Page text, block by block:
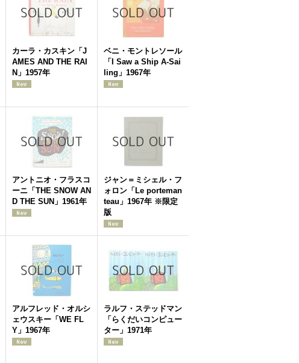
カーラ・カスキン「J
AMES AND THE RAI
N」1957年
ベニ・モントレソール
「I Saw a Ship A-Sai
ling」1967年
アントニオ・フラスコ
ーニ「THE SNOW AN
D THE SUN」1961年
ジャン＝ミシェル・フ
ォロン「Le porteman
teau」1967年 ※限定
版
アルフレッド・オルシ
ェウスキー「WE FL
Y」1967年
ラルフ・ステッドマン
「らくだいコンピュー
ター」1971年